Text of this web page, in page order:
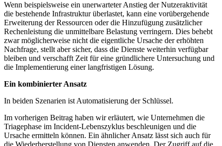
Wenn beispielsweise ein unerwarteter Anstieg der Nutzeraktivität
die bestehende Infrastruktur überlastet, kann eine vorübergehende
Erweiterung der Ressourcen oder die Hinzufügung zusätzlicher
Rechenleistung die unmittelbare Belastung verringern. Dies behebt
zwar möglicherweise nicht die eigentliche Ursache der erhöhten
Nachfrage, stellt aber sicher, dass die Dienste weiterhin verfügbar
bleiben und verschafft Zeit für eine gründlichere Untersuchung und
die Implementierung einer langfristigen Lösung.
Ein kombinierter Ansatz
In beiden Szenarien ist Automatisierung der Schlüssel.
Im vorherigen Beitrag haben wir erläutert, wie Unternehmen die
Triagephase im Incident-Lebenszyklus beschleunigen und die
Ursache ermitteln können. Ein ähnlicher Ansatz lässt sich auch für